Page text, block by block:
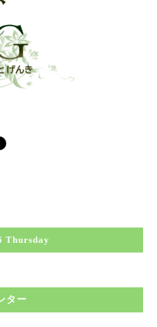
Thursday
ター